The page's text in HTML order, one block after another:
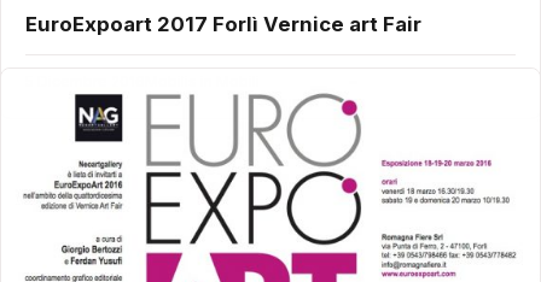
EuroExpoart 2017 Forlì Vernice art Fair